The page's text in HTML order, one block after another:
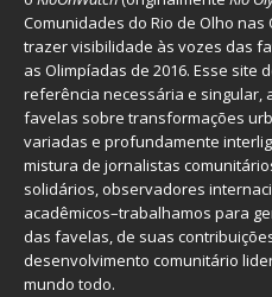
Comunidades do Rio de Olho
trazer visibilidade às vozes das
as Olimpíadas de 2016. Esse site
referência necessária e singular,
favelas sobre transformações
variadas e profundamente
mistura de jornalistas
solidários, observadores
acadêmicos–trabalhamos para
das favelas, de suas
desenvolvimento comunitário
mundo todo.